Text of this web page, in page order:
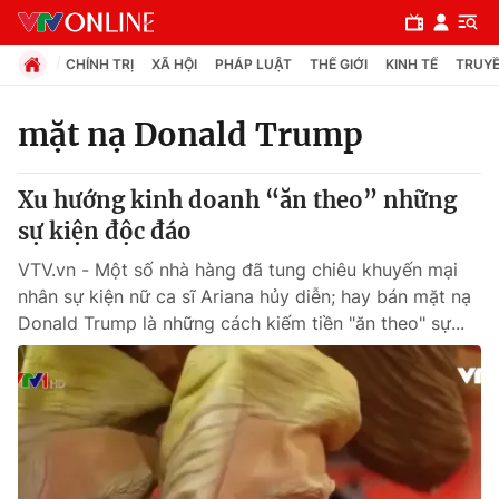
Chuyên mục
Chính trị
Xã hội
Pháp luật
Y tế
Thế giới
CHÍNH TRỊ XÃ HỘI PHÁP LUẬT THẾ GIỚI KINH TẾ
mặt nạ Donald Trump
Xu hướng kinh doanh “ăn theo” những
sự kiện độc đáo
VTV.vn - Một số nhà hàng đã tung chiêu khuyến mại
nhân sự kiện nữ ca sĩ Ariana hủy diễn; hay bán mặt nạ
Donald Trump là những cách kiếm tiền "ăn theo" sự...